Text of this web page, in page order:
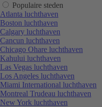
Populaire steden
Atlanta luchthaven
Boston luchthaven
Calgary luchthaven
Cancun luchthaven
Chicago Ohare luchthaven
Kahului luchthaven
Las Vegas luchthaven
Los Angeles luchthaven
Miami International luchthaven
Montreal Trudeau luchthaven
New York luchthaven